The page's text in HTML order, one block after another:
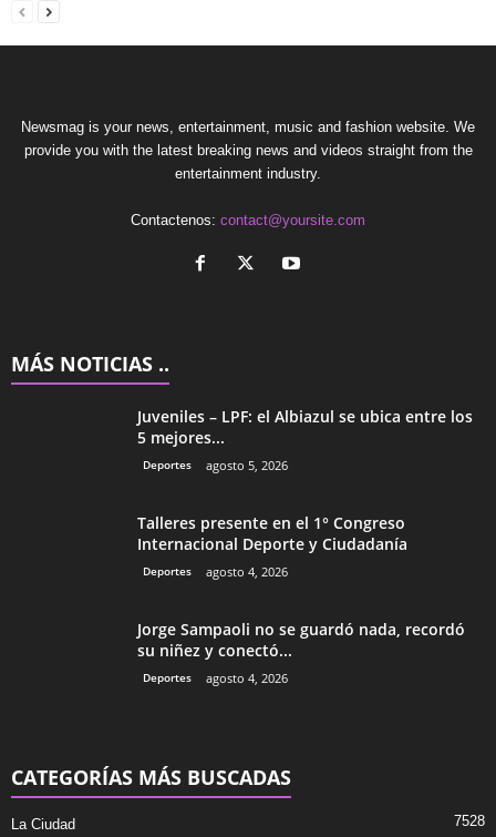
Newsmag is your news, entertainment, music and fashion website. We
provide you with the latest breaking news and videos straight from the
entertainment industry.
Contactenos: contact@yoursite.com
MÁS NOTICIAS ..
Juveniles – LPF: el Albiazul se ubica entre los
5 mejores...
Deportes agosto 5, 2026
Talleres presente en el 1° Congreso
Internacional Deporte y Ciudadanía
Deportes agosto 4, 2026
Jorge Sampaoli no se guardó nada, recordó
su niñez y conectó...
Deportes agosto 4, 2026
CATEGORÍAS MÁS BUSCADAS
La Ciudad 7528